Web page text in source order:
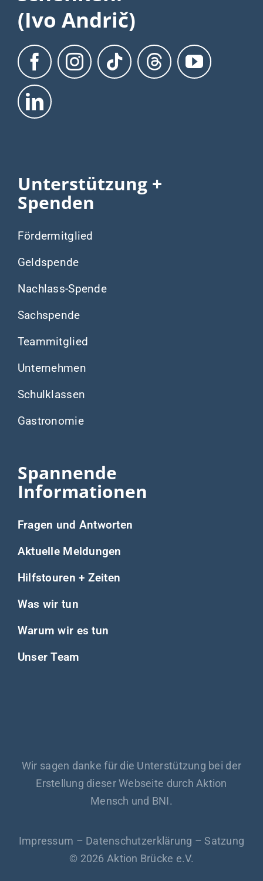
(Ivo Andrič)
Unterstützung +
Spenden
Fördermitglied
Geldspende
Nachlass-Spende
Sachspende
Teammitglied
Unternehmen
Schulklassen
Gastronomie
Spannende
Informationen
Fragen und Antworten
Aktuelle Meldungen
Hilfstouren + Zeiten
Was wir tun
Warum wir es tun
Unser Team
Wir sagen danke für die Unterstützung bei der
Erstellung dieser Webseite durch Aktion
Mensch und BNI.
Impressum – Datenschutzerklärung – Satzung
© 2026 Aktion Brücke e.V.